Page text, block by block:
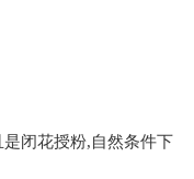
闭花授粉,自然条件下